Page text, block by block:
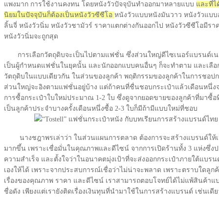
แพงมาก การใช้งานคงทน โดยหนังวัวปัจจุบันทำออกมาหลายแบบ และที่ไ
นิยมในปัจจุบันก็ต้องเป็นหนังวัวซีซีโอ หนังวัวแบบหนังมันวาว หนังวัวแบบ
ลิ้นจี่ หนังวัวนิ่ม หนังวัวชามัวร์ ราคาแตกต่างกันออกไป หนังวัวซีซีโอมีรา
หนังวัวนิ่มจะถูกสุด
การเลือกวัตถุดิบจะเป็นไปตามแฟชั่น ซึ่งส่วนใหญ่ดีไซเนอร์แบรนด์เน
เป็นผู้กำหนดแฟชั่นในยุคนั้น และนักออกแบบคนอื่นๆ ก็จะทำตาม และเลือ
วัตถุดิบในแบบเดียวกัน ในส่วนของลูกค้า พฤติกรรมของลูกค้าในการชอปก
ส่วนใหญ่จะอิงตามแฟชั่นอยู่บ้าง แต่ถ้าคนที่ชื่นชอบกระเป๋าแล้วเดือนหนึ่ง
การซื้อกระเป๋าใบใหม่ประมาณ 1-2 ใบ ซึ่งดูจากยอดขายของลูกค้าที่มาซื้อ
เป็นลูกค้าประจำบางครั้งเดือนหนึ่งซื้อ 2-3 ใบก็มีถ้ามีแบบใหม่ที่ชอบ
นางชฎาพรเล่าว่า ในส่วนแผนการตลาด ต้องการจะสร้างแบรนด์ให้
มากขึ้น เพราะเชื่อมั่นในคุณภาพและดีไซน์ จากการเปิดร้านทั้ง 3 แห่งซึ่ง
ความสำเร็จ และตั้งใจว่าในอนาคตมุ่งเป้าที่จะส่งออกกระเป๋าภายใต้แบร
เองให้ได้ เพราะจากประสบการณ์เชื่อว่าไม่น่าจะพลาด เพราะตราบใดลูก
เรื่องของคุณภาพ ราคา และดีไซน์ เราสามารถตอบโจทย์ได้ไม่แพ้สินค้าแ
ชื่อดัง เพียงแต่เรายังติดเรื่องเงินทุนที่นำมาใช้ในการสร้างแบรนด์ เช่นเดี